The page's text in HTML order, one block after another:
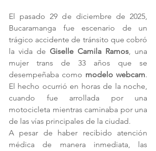
El pasado 29 de diciembre de 2025,
Bucaramanga fue escenario de un
trágico accidente de tránsito que cobró
la vida de Giselle Camila Ramos, una
mujer trans de 33 años que se
desempeñaba como modelo webcam.
El hecho ocurrió en horas de la noche,
cuando fue arrollada por una
motocicleta mientras caminaba por una
de las vías principales de la ciudad.
A pesar de haber recibido atención
médica de manera inmediata, las